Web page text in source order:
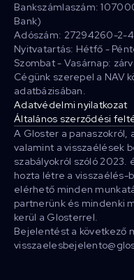
Bankszámlaszám:
Bank)
Adószám: 27294260-2-
Nyitvatartás: Hétfő -
Szombat - Vasárnap:
Cégünk szerepel a NAV
adatbázisában.
Adatvédelmi nyilatkozat
Általános szerződési
A Gloster a
valamint a visszaélések
szabályokról szóló 2023.
hozta létre a
elérhető minden
partnerünk és mindenki
kerül a Glosterrel.
Bejelentést a következő